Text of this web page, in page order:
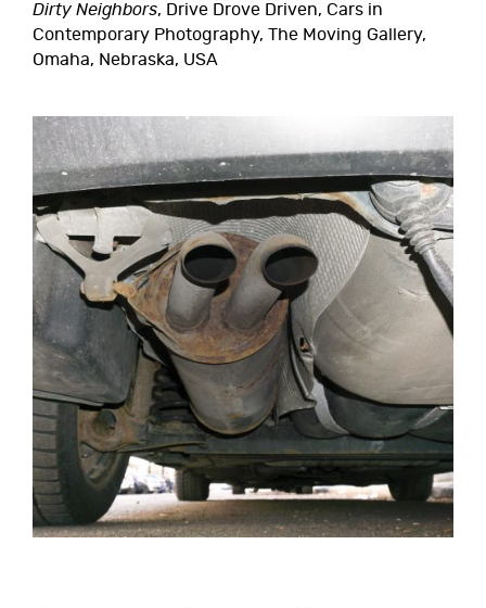
Dirty Neighbors, Drive Drove Driven, Cars in
Contemporary Photography, The Moving Gallery,
Omaha, Nebraska, USA